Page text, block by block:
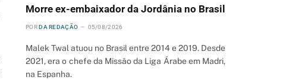
Morre ex-embaixador da Jordânia no Brasil
POR DA REDAÇÃO 05/08/2026
Malek Twal atuou no Brasil entre 2014 e 2019. Desde
2021, era o chefe da Missão da Liga Árabe em Madri,
na Espanha.